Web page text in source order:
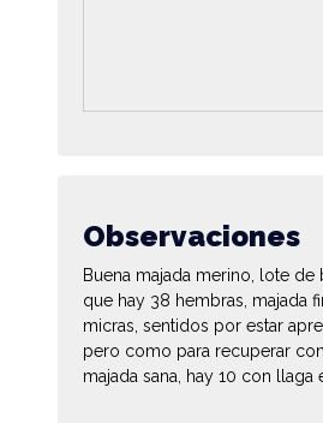
Observaciones
Buena majada merino, lote de
que hay 38 hembras, majada
micras, sentidos por estar
pero como para recuperar
majada sana, hay 10 con llaga